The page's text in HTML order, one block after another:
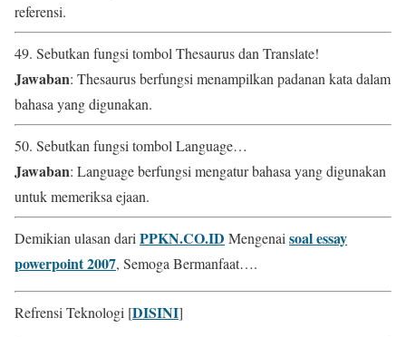
referensi.
49. Sebutkan fungsi tombol Thesaurus dan Translate!
Jawaban: Thesaurus berfungsi menampilkan padanan kata dalam
bahasa yang digunakan.
50. Sebutkan fungsi tombol Language…
Jawaban: Language berfungsi mengatur bahasa yang digunakan
untuk memeriksa ejaan.
Demikian ulasan dari PPKN.CO.ID Mengenai soal essay
powerpoint 2007, Semoga Bermanfaat….
Refrensi Teknologi [DISINI]